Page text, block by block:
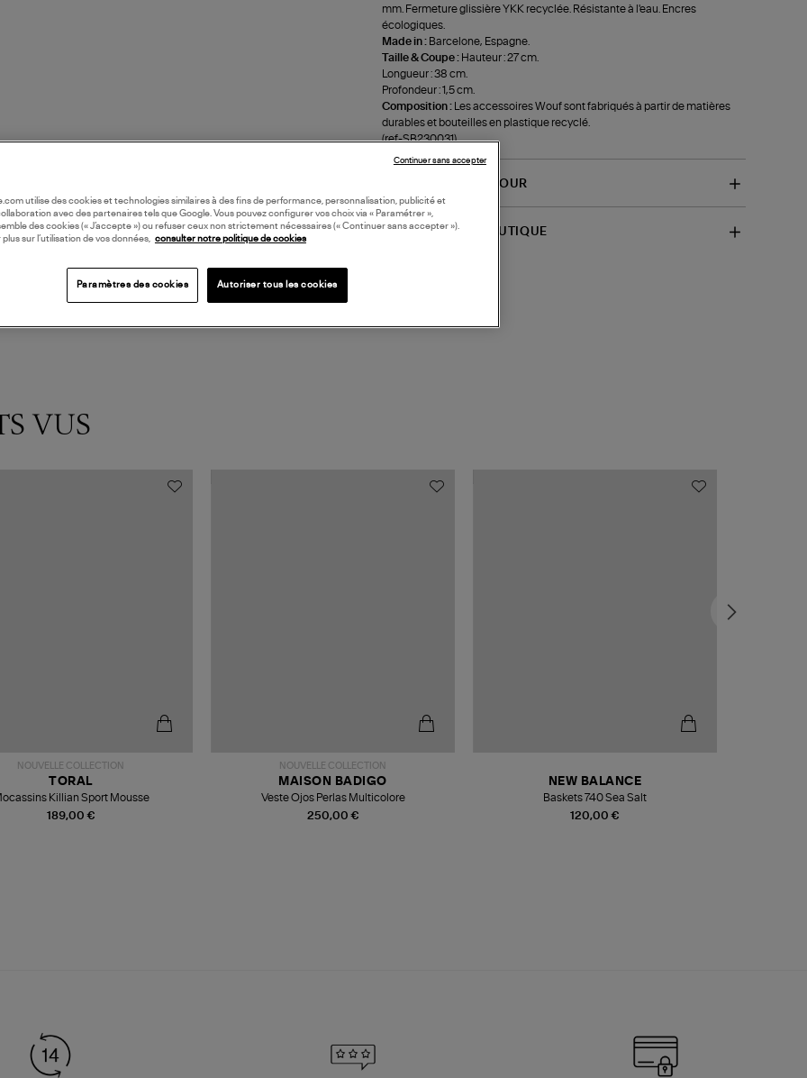
mm. Fermeture glissière YKK recyclée. Résistante à l'eau. Encres
écologiques.
Made in : Barcelone, Espagne.
Taille & Coupe : Hauteur : 27 cm.
Longueur : 38 cm.
Profondeur : 1,5 cm.
Composition :
Les accessoires Wouf sont fabriqués à partir de matières
durables et bouteilles en plastique recyclé.
(ref-SB230031)
LIVRAISON ET RETOUR
DISPONIBILITÉ BOUTIQUE
VUS
NOUVELLE COLLECTION
189,00 €
TORAL
Killian Sport Mousse
NOUVELLE COLLECTION
250,00 €
MAISON BADIGO
Veste Ojos Perlas Multicolore
120,00 €
NEW BALANCE
Baskets 740 Sea Salt
utilise des cookies et technologies similaires à des fins de performance, personnalisation, publicité et
avec des partenaires tels que Google. Vous pouvez configurer vos choix via « Paramétrer »,
des cookies (« J’accepte ») ou refuser ceux non strictement nécessaires (« Continuer sans accepter »).
plus sur l’utilisation de vos données,
consulter notre politique de cookies
Paramètres des cookies Autoriser tous les cookies
Continuer sans accepter